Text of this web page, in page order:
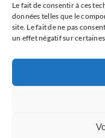
Le fait de consentir à ces
données telles que le
site. Le fait de ne pas
un effet négatif sur
Prière Universelle